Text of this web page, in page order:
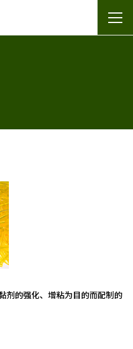
剂的强化、增粘为目的而配制的